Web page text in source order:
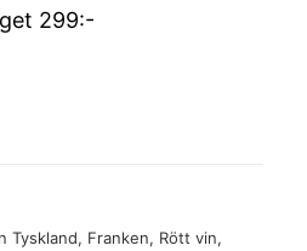
299:-
Tyskland, Franken, Rött vin,